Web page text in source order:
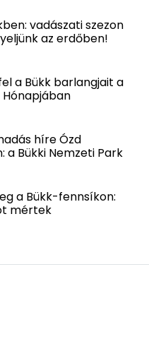
vadászati szezon
az erdőben!
a Bükk barlangjait a
híre Ózd
a Bükki Nemzeti Park
a Bükk-fennsíkon:
mértek